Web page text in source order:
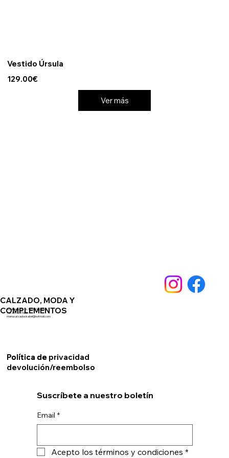
Vestido Úrsula
129.00€
Ver más
CALZADO, MODA Y
COMPLEMENTOS
Política de privacidad
Política de
devolución/reembolso
Av. Andalucia 76. 14550 Montilla
Telf. 659891561
manucalzadosisabel@hotmail.com
Suscríbete a nuestro boletín
Email *
Acepto los términos y condiciones *